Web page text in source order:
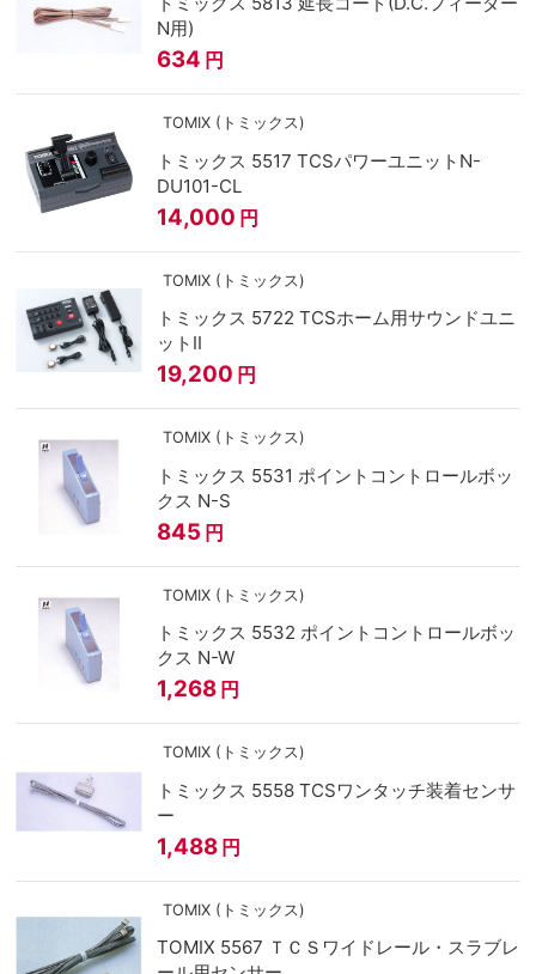
N用)
634 円
TOMIX (トミックス)
トミックス 5517 TCSパワーユニットN-
DU101-CL
14,000 円
TOMIX (トミックス)
トミックス 5722 TCSホーム用サウンドユニ
ットⅡ
19,200 円
TOMIX (トミックス)
トミックス 5531 ポイントコントロールボッ
クス N-S
845 円
TOMIX (トミックス)
トミックス 5532 ポイントコントロールボッ
クス N-W
1,268 円
TOMIX (トミックス)
トミックス 5558 TCSワンタッチ装着センサ
ー
1,488 円
TOMIX (トミックス)
TOMIX 5567 ＴＣＳワイドレール・スラブレ